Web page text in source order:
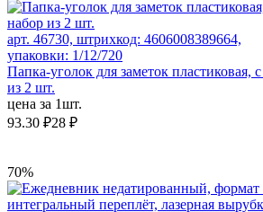
арт. 46730, штрихкод: 4606008389664,
упаковки: 1/12/720
Папка-уголок для заметок пластиковая,
из 2 шт.
цена за 1шт.
93.30 ₽28 ₽
70%